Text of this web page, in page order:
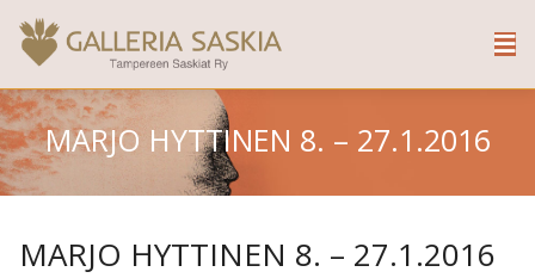
MARJO HYTTINEN 8. – 27.1.2016
MARJO HYTTINEN 8. – 27.1.2016